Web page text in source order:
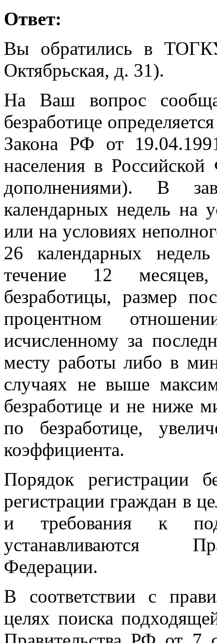
Ответ:
Вы обратились в
Октябрьская, д. 31).
На Ваш вопрос
безработице
Закона РФ от
населения в
дополнениями). В
календарных недель на
или на условиях
26 календарных
течение 12 месяцев,
безработицы, размер
процентном
исчисленному за
месту работы либо в
случаях не выше
безработице и не ниже
по безработице,
коэффициента.
Порядок регистрации
регистрации граждан в
и требования к
устанавливаются
Федерации.
В соответствии с
целях поиска